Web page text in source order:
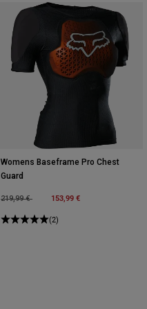
Womens Baseframe Pro Chest
Guard
Price reduced from
219,99 €to 153,99 €
(2)